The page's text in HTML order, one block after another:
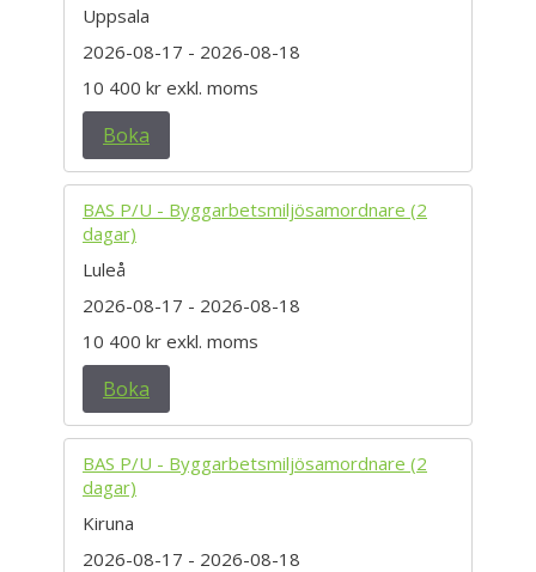
Uppsala
2026-08-17 - 2026-08-18
10 400 kr exkl. moms
Boka
BAS P/U - Byggarbetsmiljösamordnare (2
dagar)
Luleå
2026-08-17 - 2026-08-18
10 400 kr exkl. moms
Boka
BAS P/U - Byggarbetsmiljösamordnare (2
dagar)
Kiruna
2026-08-17 - 2026-08-18